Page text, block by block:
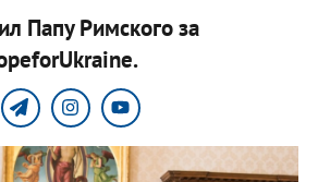
Папу Римского за